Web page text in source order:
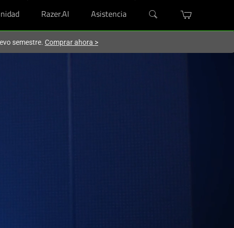
Razer.AI Asistencia
semestre. Comprar ahora >